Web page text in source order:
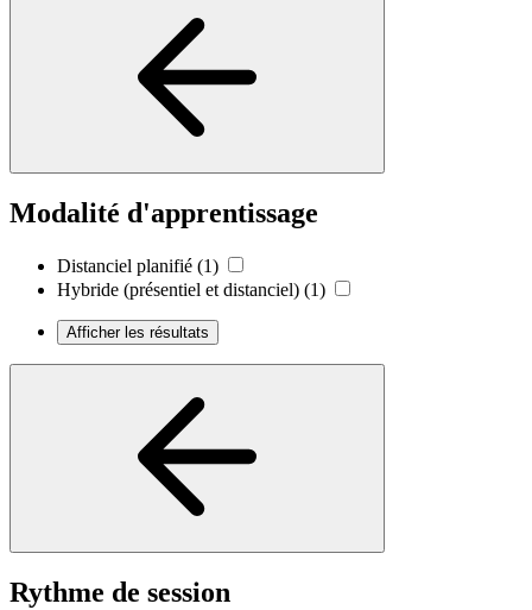
Modalité d'apprentissage
Distanciel planifié (1)
Hybride (présentiel et distanciel) (1)
Afficher les résultats
Rythme de session